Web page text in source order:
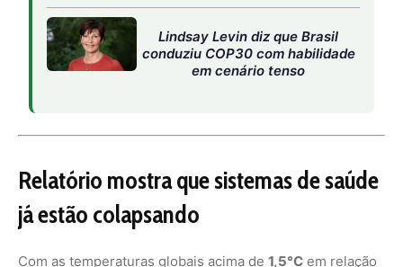
intensificaram. O relatório aponta:
3,3 a 3,6 bilhões de pessoasvivem em regiões